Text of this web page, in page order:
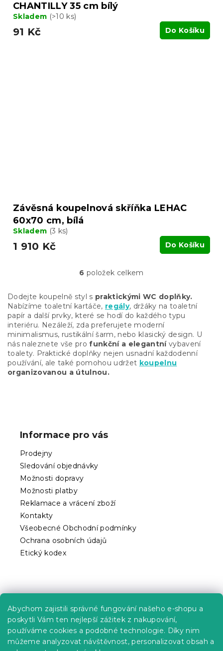
Abychom zajistili správné fungování našeho e-shopu a
poskytli Vám ten nejlepší zážitek z nakupování,
používáme cookies a podobné technologie. Díky nim
můžeme analyzovat návštěvnost, personalizovat obsah a
CHANTILLY 35 cm bílý
Skladem (>10 ks)
91 Kč Do Košíku
Závěsná koupelnová skříňka LEHAC
60x70 cm, bílá
Skladem (3 ks)
1 910 Kč Do Košíku
O
l
á
d
a
c
í
p
r
6 položek celkem
Dodejte koupelně styl s praktickými WC doplňky.
Nabízíme toaletní kartáče, regály, držáky na toaletní
papír a další prvky, které se hodí do každého typu
interiéru. Nezáleží, zda preferujete moderní
minimalismus, rustikální šarm, nebo klasický design. U
nás naleznete vše profunkční a elegantnívybavení
toalety. Praktické doplňky nejen usnadní každodenní
používání, ale také pomohou udržet koupelnu
organizovanou a útulnou.
Informace pro vás
Prodejny
Sledování objednávky
Možnosti dopravy
Možnosti platby
Reklamace a vrácení zboží
Kontakty
Všeobecné Obchodní podmínky
Ochrana osobních údajů
Etický kodex
Kariéra
Poptávky a B2B spolupráce